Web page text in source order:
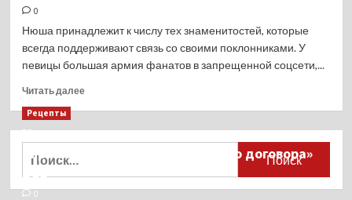
0
Нюша принадлежит к числу тех знаменитостей, которые
всегда поддерживают связь со своими поклонниками. У
певицы большая армия фанатов в запрещенной соцсети,...
Читать далееПрочитать
Нюша
без
фильтров
Рецепты
Миллионы японцев восстают против
тиранического «Пандемического договора»
ВОЗ
0